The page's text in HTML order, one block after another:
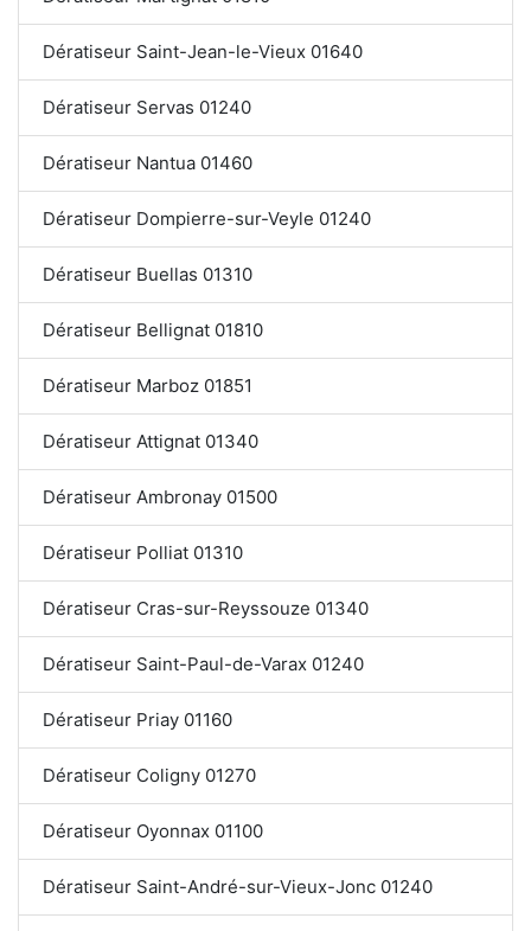
Dératiseur Saint-Jean-le-Vieux 01640
Dératiseur Servas 01240
Dératiseur Nantua 01460
Dératiseur Dompierre-sur-Veyle 01240
Dératiseur Buellas 01310
Dératiseur Bellignat 01810
Dératiseur Marboz 01851
Dératiseur Attignat 01340
Dératiseur Ambronay 01500
Dératiseur Polliat 01310
Dératiseur Cras-sur-Reyssouze 01340
Dératiseur Saint-Paul-de-Varax 01240
Dératiseur Priay 01160
Dératiseur Coligny 01270
Dératiseur Oyonnax 01100
Dératiseur Saint-André-sur-Vieux-Jonc 01240